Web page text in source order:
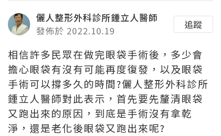
儷人整形外科診所鍾立人醫師
發佈於 2022.10.19
追蹤
相信許多民眾在做完眼袋手術後，多少會
擔心眼袋有沒有可能再度復發，以及眼袋
手術可以撐多久的時間?儷人整形外科診所
鍾立人醫師對此表示，首先要先釐清眼袋
又跑出來的原因，到底是手術沒有拿乾
淨，還是老化後眼袋又跑出來呢?